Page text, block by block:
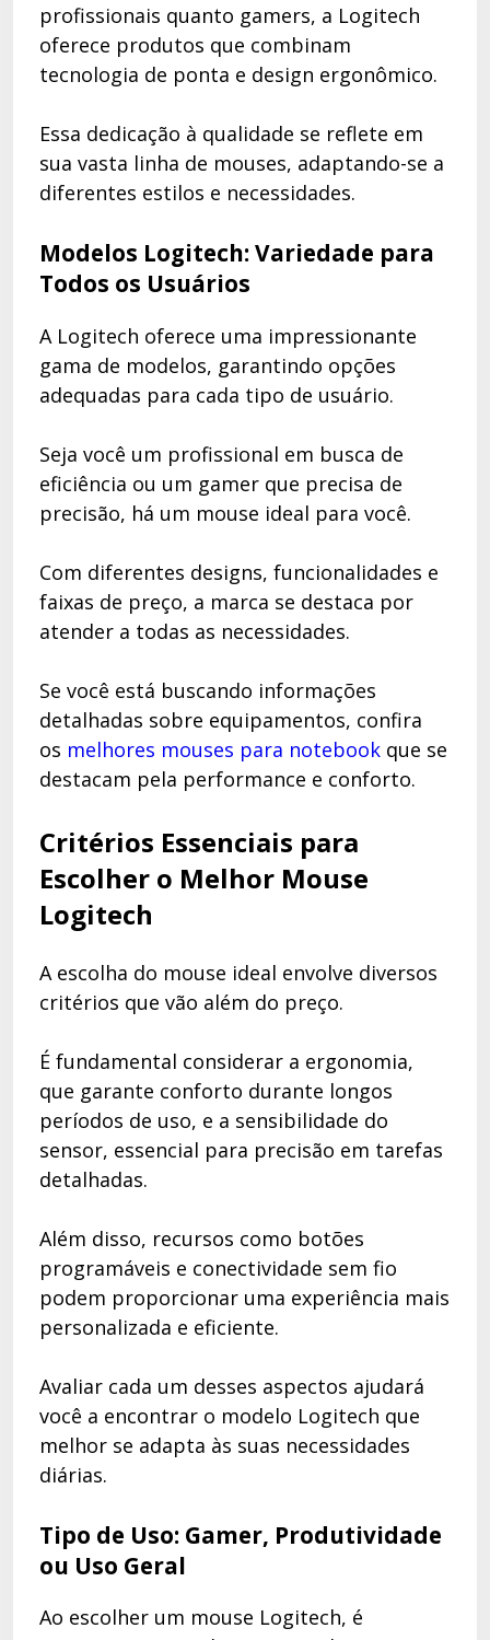
profissionais quanto gamers, a Logitech
oferece produtos que combinam
tecnologia de ponta e design ergonômico.
Essa dedicação à qualidade se reflete em
sua vasta linha de mouses, adaptando-se a
diferentes estilos e necessidades.
Modelos Logitech: Variedade para
Todos os Usuários
A Logitech oferece uma impressionante
gama de modelos, garantindo opções
adequadas para cada tipo de usuário.
Seja você um profissional em busca de
eficiência ou um gamer que precisa de
precisão, há um mouse ideal para você.
Com diferentes designs, funcionalidades e
faixas de preço, a marca se destaca por
atender a todas as necessidades.
Se você está buscando informações
detalhadas sobre equipamentos, confira
os melhores mouses para notebook que se
destacam pela performance e conforto.
Critérios Essenciais para
Escolher o Melhor Mouse
Logitech
A escolha do mouse ideal envolve diversos
critérios que vão além do preço.
É fundamental considerar a ergonomia,
que garante conforto durante longos
períodos de uso, e a sensibilidade do
sensor, essencial para precisão em tarefas
detalhadas.
Além disso, recursos como botões
programáveis e conectividade sem fio
podem proporcionar uma experiência mais
personalizada e eficiente.
Avaliar cada um desses aspectos ajudará
você a encontrar o modelo Logitech que
melhor se adapta às suas necessidades
diárias.
Tipo de Uso: Gamer, Produtividade
ou Uso Geral
Ao escolher um mouse Logitech, é